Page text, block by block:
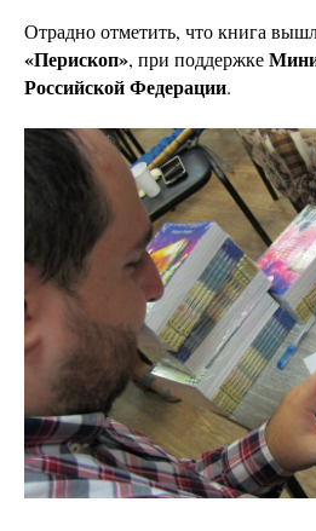
Отрадно отметить, что книга
«Перископ», при поддержке
Российской Федерации.